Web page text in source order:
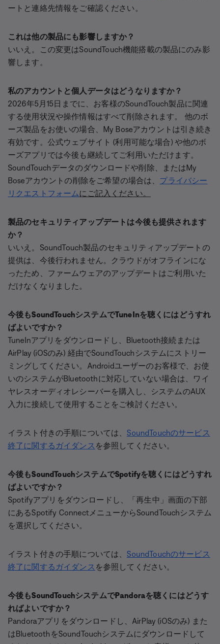
ートと連絡先情報をご確認ください。
これは他の製品にも影響しますか？
いいえ。この変更はSoundTouch機能搭載の製品にのみ影
響します。
私のアカウントと個人データはどうなりますか？
2026年5月15日までに、お客様のSoundTouch製品に関連
する使用状況や操作情報はすべて削除されます。 他のボ
ーズ製品をお使いの場合、My Boseアカウントは引き続き
有効です。公式ウェブサイト (利用可能な場合) や他のボ
ーズアプリでは今後も継続してご利用いただけます。
SoundTouchデータのダウンロードや削除、またはMy
Boseアカウントの削除をご希望の場合は、 プライバシー
リクエストフォームにご記入ください。​
製品のセキュリティアップデートは今後も提供されます
か？
いいえ。SoundTouch製品のセキュリティアップデートの
提供は、今後行われません。クラウドがオフラインにな
ったため、ファームウェアのアップデートはご利用いた
だけなくなりました。
今後もSoundTouchシステムでTuneInを聴くにはどうすれ
ばよいですか？
TuneInアプリをダウンロードし、Bluetooth接続または
AirPlay (iOSのみ) 経由でSoundTouchシステムにストリー
ミングしてください。Androidユーザーのお客様で、お使
いのシステムがBluetoothに対応していない場合は、ワイ
ヤレスオーディオレシーバーを購入し、システムのAUX
入力に接続して使用することをご検討ください。
イラスト付きの手順については、 SoundTouchのサービス
終了に関するガイダンス を参照してください。
今後もSoundTouchシステムでSpotifyを聴くにはどうすれ
ばよいですか？
Spotifyアプリをダウンロードし、「再生中」画面の下部
にあるSpotify ConnectメニューからSoundTouchシステム
を選択してください。
イラスト付きの手順については、 SoundTouchのサービス
終了に関するガイダンス を参照してください。
今後もSoundTouchシステムでPandoraを聴くにはどうす
ればよいですか？
Pandoraアプリをダウンロードし、AirPlay (iOSのみ) また
はBluetoothをSoundTouchシステムにダウンロードして